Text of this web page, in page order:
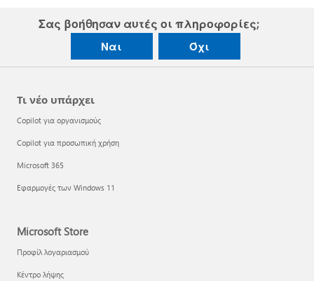
Σας βοήθησαν αυτές οι πληροφορίες;
Ναι Όχι
Τι νέο υπάρχει
Copilot για οργανισμούς
Copilot για προσωπική χρήση
Microsoft 365
Εφαρμογές των Windows 11
Microsoft Store
Προφίλ λογαριασμού
Κέντρο λήψης